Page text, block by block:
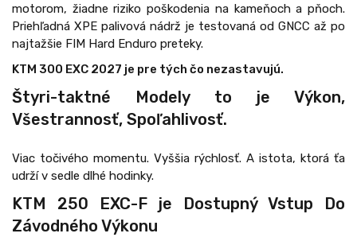
motorom, žiadne riziko poškodenia na kameňoch a pňoch.
Priehľadná XPE palivová nádrž je testovaná od GNCC až po
najtažšie FIM Hard Enduro preteky.
KTM 300 EXC 2027 je pre tých čo nezastavujú.
Štyri-taktné Modely to je Výkon,
Všestrannosť, Spoľahlivosť.
Viac točivého momentu. Vyššia rýchlosť. A istota, ktorá ťa
udrží v sedle dlhé hodinky.
KTM 250 EXC-F je Dostupný Vstup Do
Závodného Výkonu